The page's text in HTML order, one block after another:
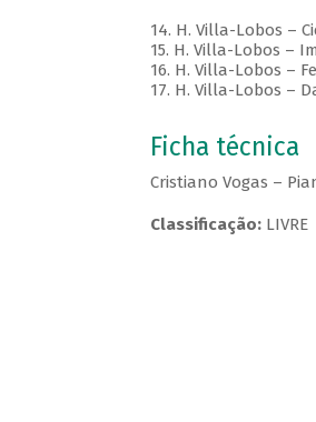
14. H. Villa-Lobos –
15. H. Villa-Lobos –
16. H. Villa-Lobos –
17. H. Villa-Lobos –
Ficha técnica
Cristiano Vogas –
Classificação:LIVRE